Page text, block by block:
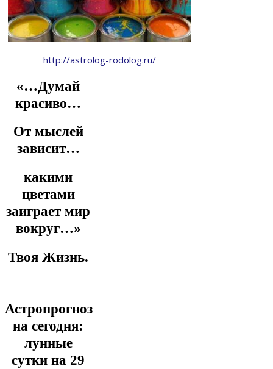
http://astrolog-rodolog.ru/
«…Думай
красиво…
От мыслей
зависит…
какими
цветами
заиграет мир
вокруг…»
Твоя Жизнь.
Астропрогноз
на сегодня:
лунные
сутки на 29